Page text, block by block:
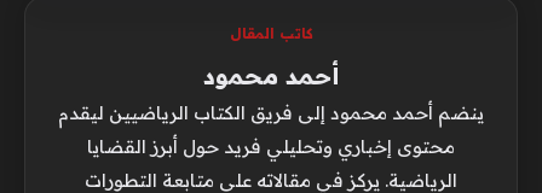
كاتب المقال
أحمد محمود
ينضم أحمد محمود إلى فريق الكتاب الرياضيين ليقدم
محتوى إخباري وتحليلي فريد حول أبرز القضايا
الرياضية. يركز في مقالاته على متابعة التطورات